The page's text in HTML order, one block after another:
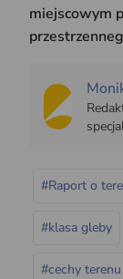
miejscowym
#Raport o
#klasa gleby
#cechy terenu